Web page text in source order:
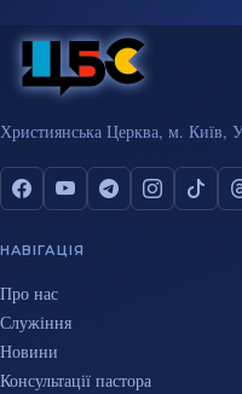
Християнська Церква, м. Київ,
НАВІГАЦІЯ
Про нас
Служіння
Новини
Консультації пастора